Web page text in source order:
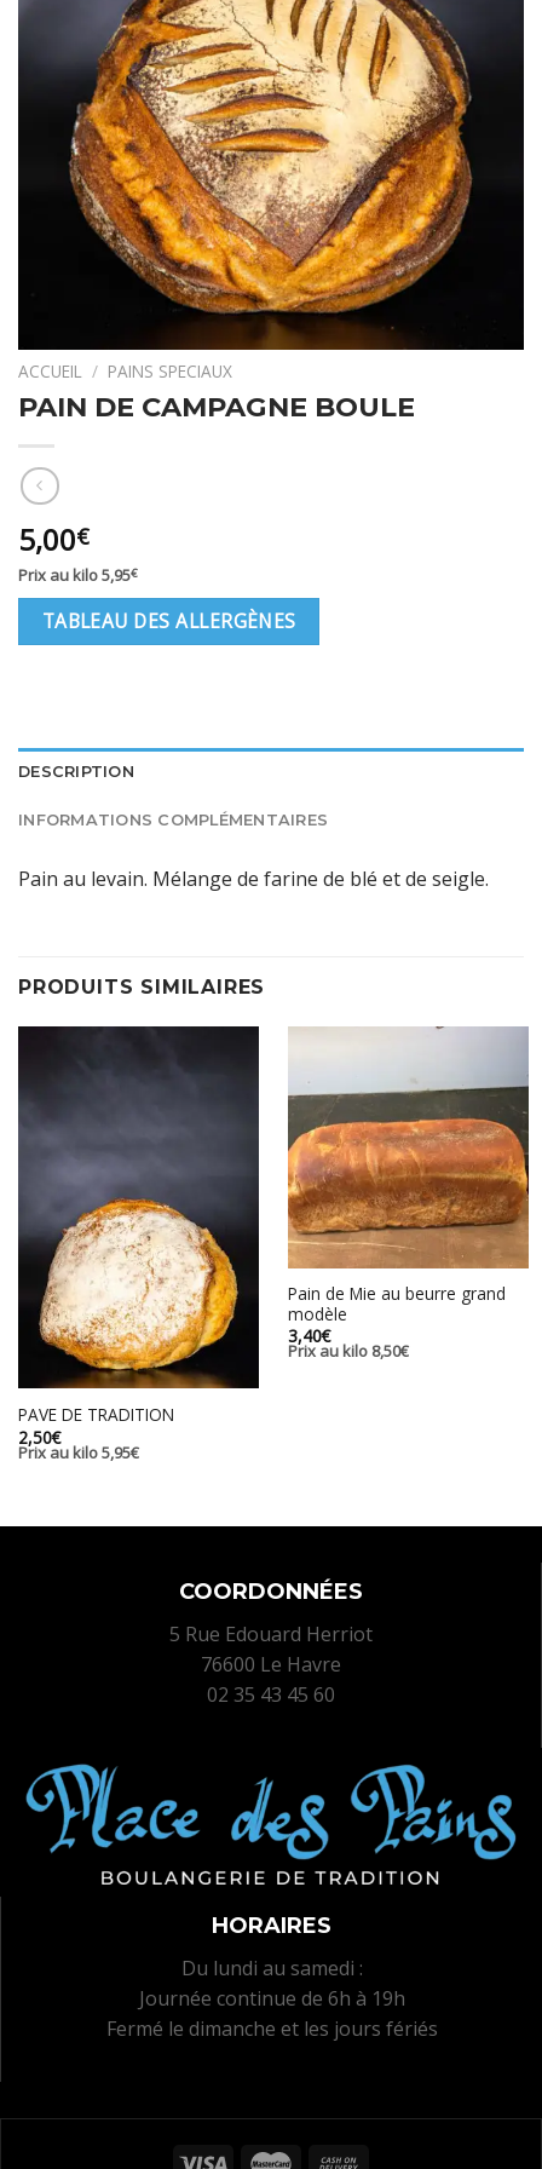
ACCUEIL / PAINS SPECIAUX
PAIN DE CAMPAGNE BOULE
5,00€
Prix au kilo5,95€
TABLEAU DES ALLERGÈNES
DESCRIPTION
INFORMATIONS COMPLÉMENTAIRES
Pain au levain. Mélange de farine de blé et de seigle.
PRODUITS SIMILAIRES
PAVE DE TRADITION
2,50€
Prix au kilo5,95€
Pain de Mie au beurre grand
modèle
3,40€
Prix au kilo 8,50€
COORDONNÉES
5 Rue Edouard Herriot
76600 Le Havre
02 35 43 45 60
HORAIRES
Du lundi au samedi :
Journée continue de 6h à 19h
Fermé le dimanche et les jours fériés